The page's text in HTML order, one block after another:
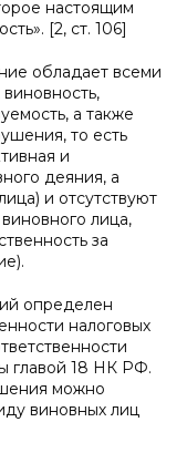
настоящим
[2, ст. 106]
обладает всеми
а также
то есть
и
деяния, а
и отсутствуют
лица,
за
определен
налоговых
главой 18 НК РФ.
можно
виновных лиц